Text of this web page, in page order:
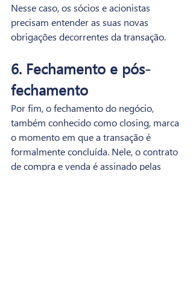
Nesse caso, os sócios e acionistas
precisam entender as suas novas
obrigações decorrentes da transação.
6. Fechamento e pós-
fechamento
Por fim, o fechamento do negócio,
também conhecido como closing, marca
o momento em que a transação é
formalmente concluída. Nele, o contrato
de compra e venda é assinado pelas